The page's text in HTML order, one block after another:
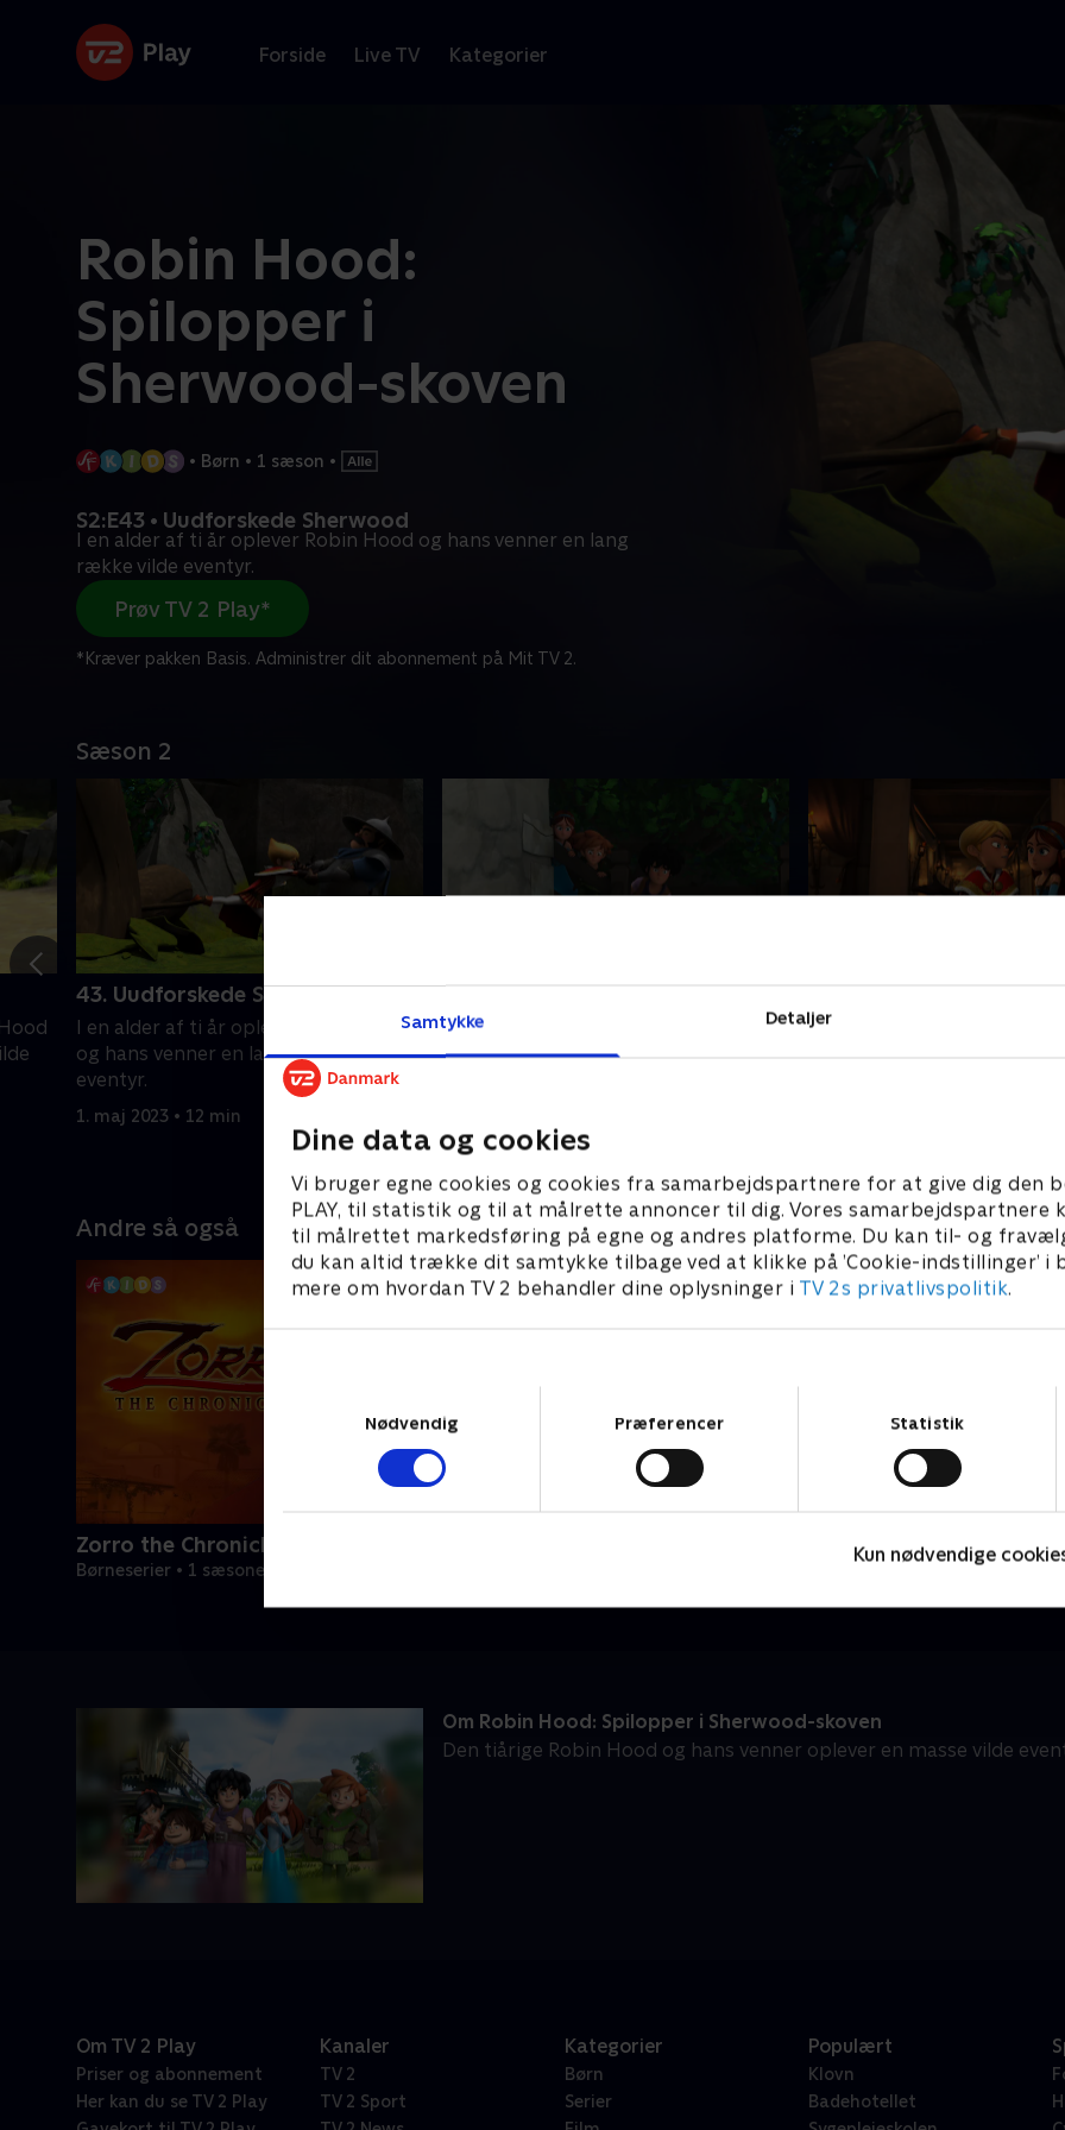
Samtykke Detaljer
Dine data og cookies
Vi bruger egne cookies og cookies fra samarbejdspartnere for at give dig den
PLAY, til statistik og til at målrette annoncer til dig. Vores samarbejdspartnere
til målrettet markedsføring på egne og andres platforme. Du kan til- og
du kan altid trække dit samtykke tilbage ved at klikke på ’Cookie-indstillinger’ i
mere om hvordan TV 2 behandler dine oplysninger i TV 2s privatlivspolitik.
Nødvendig
Præferencer Statistik
Kun nødvendige
Forside Live TV Kategorier
Robin Hood:
Spilopper i
Sherwood-skoven
• Børn • 1 sæson •
S2:E43 • Uudforskede Sherwood
I en alder af ti år oplever Robin Hood og hans venner en lang
række vilde eventyr.
Prøv TV 2 Play*
*Kræver pakken Basis. Administrer dit abonnement på Mit TV 2.
Sæson 2
43. Uudforskede Sherwood
I en alder af ti år oplever Robin Hood
og hans venner en lang række vilde
eventyr.
1. maj 2023 • 12 min
44. Dragestenen
I en alder af ti år oplever Robin Hood
og hans venner en lang række vilde
I en alder af ti år oplever
Andre så også
Zorro the Chronicles
Børneserier • 1 sæsoner
Om Robin Hood: Spilopper i Sherwood-skoven
Den tiårige Robin Hood og hans venner oplever en masse vilde
Om TV 2 Play
Priser og abonnement
Her kan du se TV 2 Play
Kanaler
TV 2
TV 2 Sport
Kategorier
Børn
Serier
Populært
Klovn
Badehotellet